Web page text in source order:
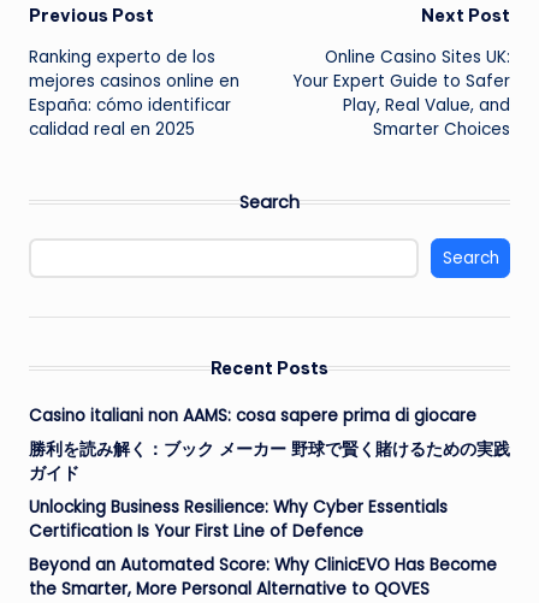
Post
navigation
Previous Post
Ranking experto de los
mejores casinos online en
España: cómo identificar
calidad real en 2025
Next Post
Online Casino Sites UK:
Your Expert Guide to Safer
Play, Real Value, and
Smarter Choices
Search
Search
Recent Posts
Casino italiani non AAMS: cosa sapere prima di giocare
勝利を読み解く：ブック メーカー 野球で賢く賭けるための実践
ガイド
Unlocking Business Resilience: Why Cyber Essentials
Certification Is Your First Line of Defence
Beyond an Automated Score: Why ClinicEVO Has Become
the Smarter, More Personal Alternative to QOVES